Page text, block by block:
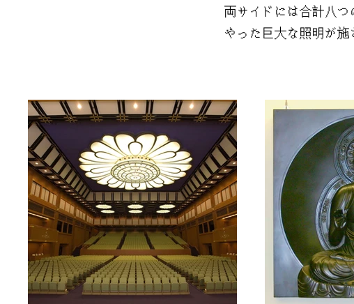
両サイドには合計八
やった巨大な照明が施